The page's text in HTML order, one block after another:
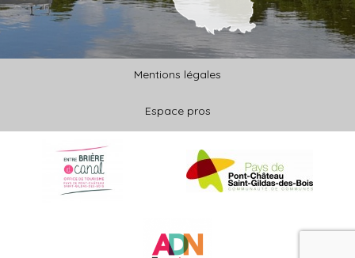
Mentions légales
Espace pros